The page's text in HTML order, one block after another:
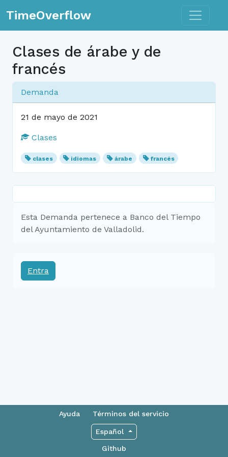
TimeOverflow Toggle
Clases de árabe y de
francés
Demanda
21 de mayo de 2021
Clases
clases idiomas árabe francés
Esta Demanda pertenece a Banco del Tiempo
del Ayuntamiento de Valladolid.
Entra
Ayuda Términos del servicio
Español
Github